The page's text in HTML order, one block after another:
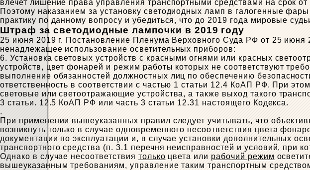
влечет лишение права управления транспортными средствами на срок
Поэтому наказанием за установку светодиодных ламп в галогенные
практику по данному вопросу и убедиться, что до 2019 года мировые
Штраф за светодиодные лампочки в 2019 году
25 июня 2019 г. Постановление Пленума Верховного Суда РФ от 25
ненадлежащее использование осветительных приборов:
6. Установка световых устройств с красными огнями или красных
устройств, цвет фонарей и режим работы которых не соответствуют
выполнение обязанностей должностных лиц по обеспечению
ответственность в соответствии с частью 1 статьи 12.4 КоАП РФ. При
световые или светоотражающие устройства, а также выход такого
3 статьи. 12.5 КоАП РФ или часть 3 статьи 12.31 настоящего Кодекса.
.
При применении вышеуказанных правил следует учитывать, что
возникнуть только в случае одновременного несоответствия цвета
документации по эксплуатации и, в случае установки дополнительных
транспортного средства (п. 3.1 перечня неисправностей и условий,
Однако в случае несоответствия только цвета или рабочий режим
вышеуказанным требованиям, управление таким транспортным